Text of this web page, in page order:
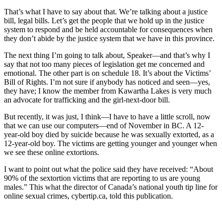
That’s what I have to say about that. We’re talking about a justice
bill, legal bills. Let’s get the people that we hold up in the justice
system to respond and be held accountable for consequences when
they don’t abide by the justice system that we have in this province.
The next thing I’m going to talk about, Speaker—and that’s why I
say that not too many pieces of legislation get me concerned and
emotional. The other part is on schedule 18. It’s about the Victims’
Bill of Rights. I’m not sure if anybody has noticed and seen—yes,
they have; I know the member from Kawartha Lakes is very much
an advocate for trafficking and the girl-next-door bill.
But recently, it was just, I think—I have to have a little scroll, now
that we can use our computers—end of November in BC. A 12-
year-old boy died by suicide because he was sexually extorted, as a
12-year-old boy. The victims are getting younger and younger when
we see these online extortions.
I want to point out what the police said they have received: “About
90% of the sextortion victims that are reporting to us are young
males.” This what the director of Canada’s national youth tip line for
online sexual crimes, cybertip.ca, told this publication.